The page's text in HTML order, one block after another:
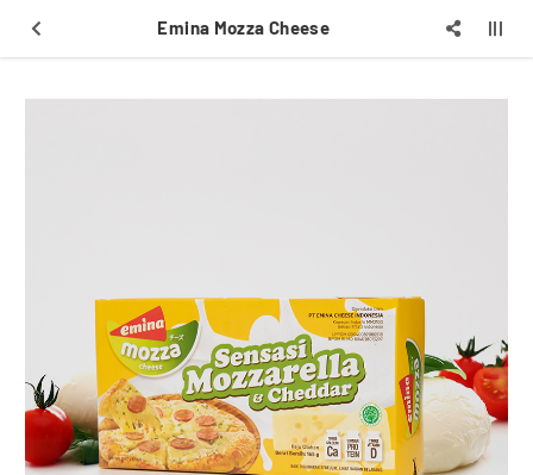
Emina Mozza Cheese